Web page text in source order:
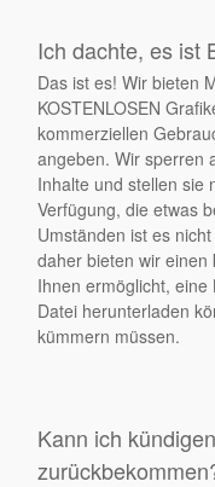
Ich dachte, es ist
Das ist es! Wir bieten
KOSTENLOSEN
kommerziellen
angeben. Wir sperren
Inhalte und stellen sie
Verfügung, die etwas
Umständen ist es
daher bieten wir
Ihnen ermöglicht,
Datei herunterladen
kümmern müssen.
Kann ich